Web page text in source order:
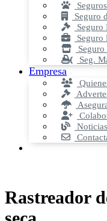
Seguro
Seguro
Seg.
Empresa
Noticias
Rastreador